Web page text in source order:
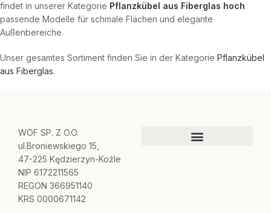
findet in unserer Kategorie Pflanzkübel aus Fiberglas hoch
passende Modelle für schmale Flächen und elegante
Außenbereiche.
Unser gesamtes Sortiment finden Sie in der Kategorie Pflanzkübel
aus Fiberglas.
WOF SP. Z O.O.
ul.Broniewskiego 15,
47-225 Kędzierzyn-Koźle
NIP 6172211565
REGON 366951140
KRS 0000671142